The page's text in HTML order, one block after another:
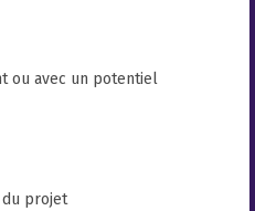
ou avec un potentiel
du projet